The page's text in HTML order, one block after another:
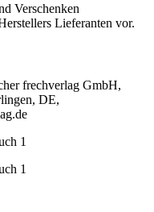
Verschenken
Lieferanten vor.
frechverlag GmbH,
DE,